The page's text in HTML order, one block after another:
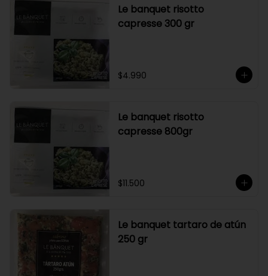
Le banquet risotto
capresse 300 gr
$4.990
Le banquet risotto
capresse 800gr
$11.500
Le banquet tartaro de atún
250 gr